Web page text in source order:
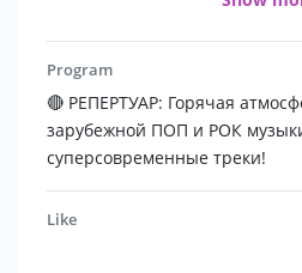
⭐️ Финалисты 4 сезона
телевизионного проекта
Program
🔴 РЕПЕРТУАР: Горячая
зарубежной ПОП и РОК
суперсовременные треки!
Like